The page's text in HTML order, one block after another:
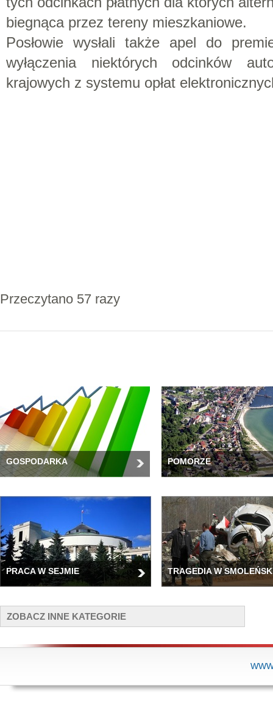
biegnąca przez tereny mieszkaniowe.
Posłowie wysłali także apel do
wyłączenia niektórych odcinków
krajowych z systemu opłat
Przeczytano 57 razy
GOSPODARKA POMORZE
PRACA W SEJMIE TRAGEDIA W
ZOBACZ INNE KATEGORIE